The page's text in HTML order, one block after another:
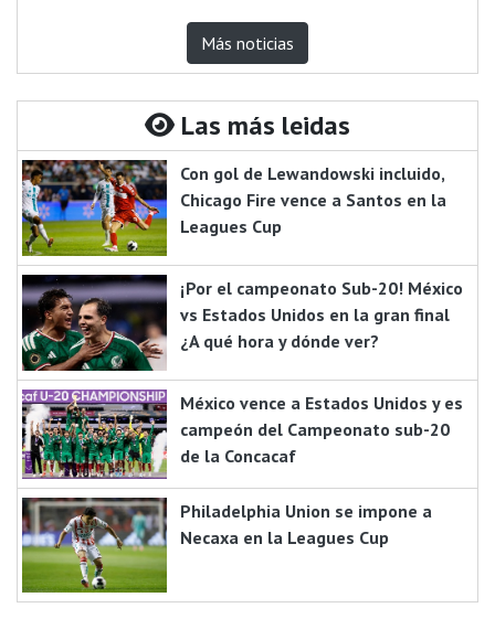
Más noticias
Las más leidas
Con gol de Lewandowski incluido,
Chicago Fire vence a Santos en la
Leagues Cup
¡Por el campeonato Sub-20! México
vs Estados Unidos en la gran final
¿A qué hora y dónde ver?
México vence a Estados Unidos y es
campeón del Campeonato sub-20
de la Concacaf
Philadelphia Union se impone a
Necaxa en la Leagues Cup